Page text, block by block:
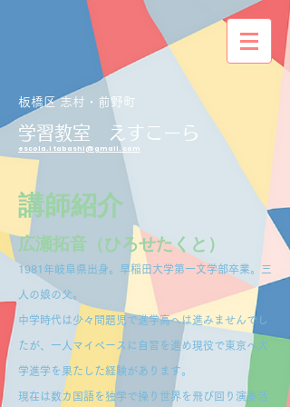
板橋区 志村・前野町
学習教室 えすこーら
escola.itabashi@gmail.com
講師紹介
広瀬拓音（ひろせたくと）
1981年岐阜県出身。早稲田大学第一文学部卒業。三
人の娘の父。
中学時代は少々問題児で進学高へは進みませんでし
たが、一人マイペースに自習を進め現役で東京へ大
学進学を果たした経験があります。
現在は数カ国語を独学で操り世界を飛び回り演奏活